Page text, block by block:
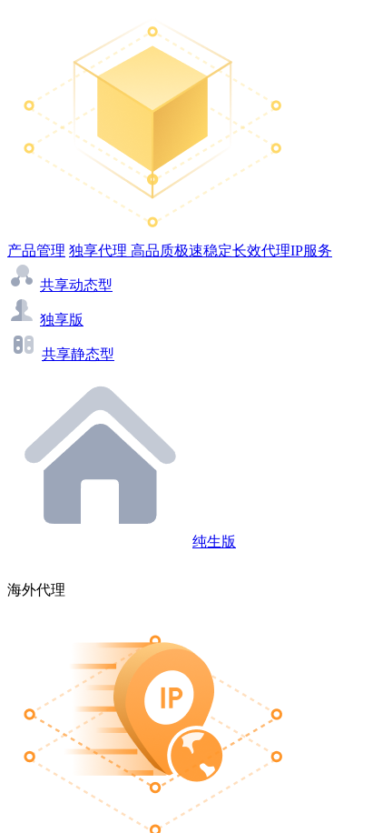
产品管理 独享代理 高品质极速稳定长效代理IP服务
共享动态型
独享版
共享静态型
纯生版
海外代理